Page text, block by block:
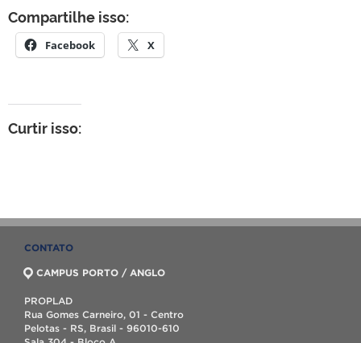
Compartilhe isso:
Facebook X
Curtir isso:
CONTATO
CAMPUS PORTO / ANGLO
PROPLAD
Rua Gomes Carneiro, 01 - Centro
Pelotas - RS, Brasil - 96010-610